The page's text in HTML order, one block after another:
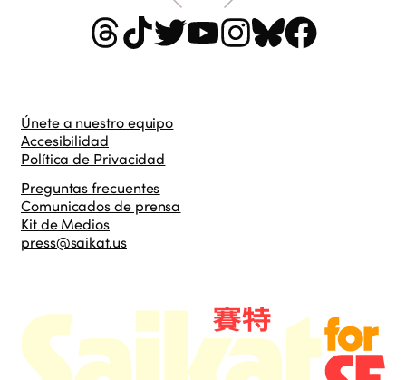
Únete a nuestro equipo
Accesibilidad
Política de Privacidad
Preguntas frecuentes
Comunicados de prensa
Kit de Medios
press@saikat.us